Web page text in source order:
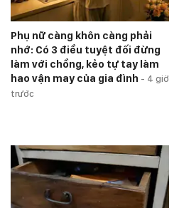
Phụ nữ càng khôn càng phải
nhớ: Có 3 điều tuyệt đối đừng
làm với chồng, kẻo tự tay làm
hao vận may của gia đình - 4 giờ
trước